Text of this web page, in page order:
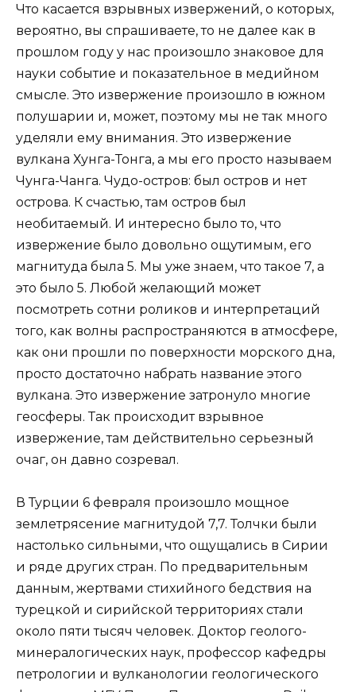
Что касается взрывных извержений, о которых,
вероятно, вы спрашиваете, то не далее как в
прошлом году у нас произошло знаковое для
науки событие и показательное в медийном
смысле. Это извержение произошло в южном
полушарии и, может, поэтому мы не так много
уделяли ему внимания. Это извержение
вулкана Хунга-Тонга, а мы его просто называем
Чунга-Чанга. Чудо-остров: был остров и нет
острова. К счастью, там остров был
необитаемый. И интересно было то, что
извержение было довольно ощутимым, его
магнитуда была 5. Мы уже знаем, что такое 7, а
это было 5. Любой желающий может
посмотреть сотни роликов и интерпретаций
того, как волны распространяются в атмосфере,
как они прошли по поверхности морского дна,
просто достаточно набрать название этого
вулкана. Это извержение затронуло многие
геосферы. Так происходит взрывное
извержение, там действительно серьезный
очаг, он давно созревал.
В Турции 6 февраля произошло мощное
землетрясение магнитудой 7,7. Толчки были
настолько сильными, что ощущались в Сирии
и ряде других стран. По предварительным
данным, жертвами стихийного бедствия на
турецкой и сирийской территориях стали
около пяти тысяч человек. Доктор геолого-
минералогических наук, профессор кафедры
петрологии и вулканологии геологического